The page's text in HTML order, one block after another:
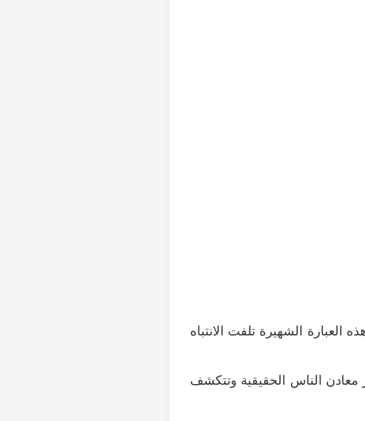
العبارة الشهيرة تلفت الانتباه
الناس الحقيقية وتتكشف